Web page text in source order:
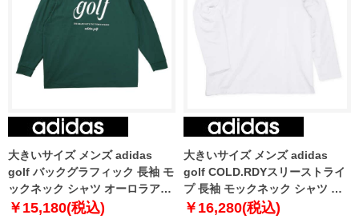
大きいサイズ メンズ adidas
golf バックグラフィック 長袖 モ
ックネック シャツ オーロラアイ
ビー 1278-5351-3 3XL 4XL 5XL
￥15,180(税込)
大きいサイズ メンズ adidas
golf COLD.RDYスリーストライ
プ 長袖 モックネック シャツ ホ
ワイト 1278-5352-1 3XL 4XL
￥16,280(税込)